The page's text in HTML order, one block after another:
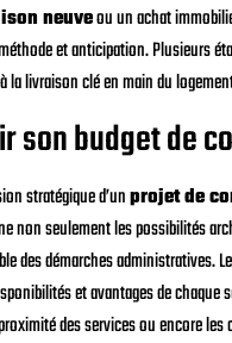
neuveou un achat
et anticipation. Plusieurs
la livraison clé en main du
son budget de
stratégique d’unprojet de
non seulement les possibilités
des démarches administratives.
et avantages de chaque
des services ou encore